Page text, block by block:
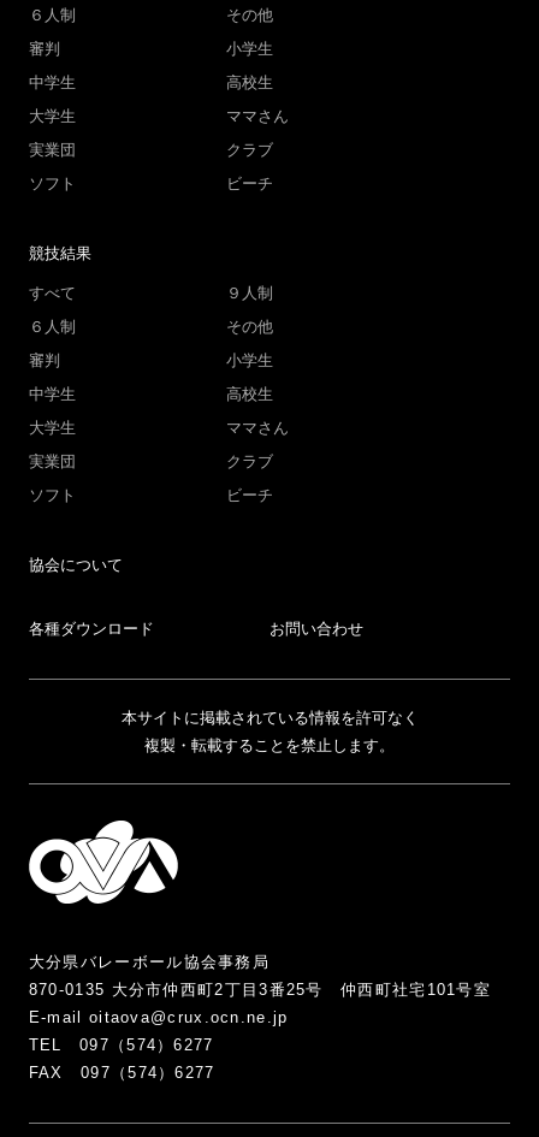
６人制
その他
審判
小学生
中学生
高校生
大学生
ママさん
実業団
クラブ
ソフト
ビーチ
競技結果
すべて
９人制
６人制
その他
審判
小学生
中学生
高校生
大学生
ママさん
実業団
クラブ
ソフト
ビーチ
協会について
各種ダウンロード お問い合わせ
本サイトに掲載されている情報を許可なく
複製・転載することを禁止します。
大分県バレーボール協会事務局
870-0135 大分市仲西町2丁目3番25号 仲西町社宅101号室
E-mail oitaova@crux.ocn.ne.jp
TEL 097（574）6277
FAX 097（574）6277